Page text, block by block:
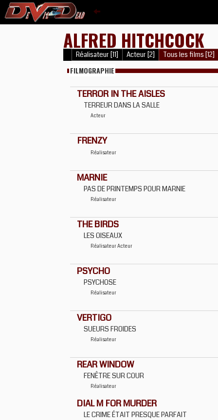
ALFRED HITCHCOCK
Réalisateur [11] Acteur [2] Tous les films [12]
FILMOGRAPHIE
TERROR IN THE AISLES
TERREUR DANS LA SALLE
Acteur
FRENZY
Réalisateur
MARNIE
PAS DE PRINTEMPS POUR MARNIE
Réalisateur
THE BIRDS
LES OISEAUX
RéalisateurActeur
PSYCHO
PSYCHOSE
Réalisateur
VERTIGO
SUEURS FROIDES
Réalisateur
REAR WINDOW
FENÊTRE SUR COUR
Réalisateur
DIAL M FOR MURDER
LE CRIME ÉTAIT PRESQUE PARFAIT